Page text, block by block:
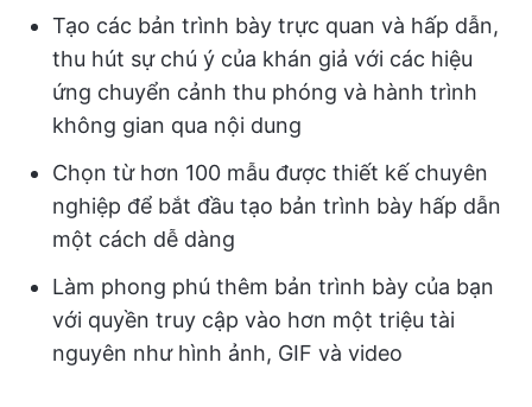
Tạo các bản trình bày trực quan và hấp dẫn,
thu hút sự chú ý của khán giả với các hiệu
ứng chuyển cảnh thu phóng và hành trình
không gian qua nội dung
Chọn từ hơn 100 mẫu được thiết kế chuyên
nghiệp để bắt đầu tạo bản trình bày hấp dẫn
một cách dễ dàng
Làm phong phú thêm bản trình bày của bạn
với quyền truy cập vào hơn một triệu tài
nguyên như hình ảnh, GIF và video